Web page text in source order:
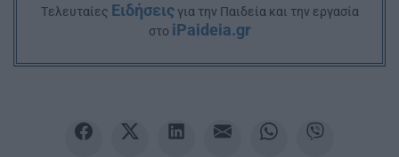
Tελευταίες Ειδήσειςγια την Παιδεία και την εργασία
στο iPaideia.gr